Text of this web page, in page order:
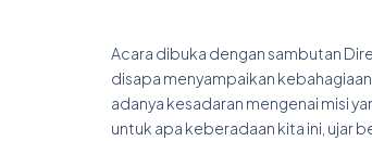
Acara dibuka dengan sambutan
disapa menyampaikan
adanya kesadaran mengenai misi
untuk apa keberadaan kita ini, ujar